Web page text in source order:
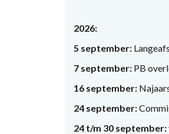
2026:
5 september:
7 september:PB
16 september:
24 september:
24 t/m 30 september: